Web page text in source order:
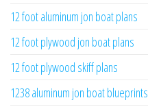
12 foot aluminum jon boat plans
12 foot plywood jon boat plans
12 foot plywood skiff plans
1238 aluminum jon boat blueprints